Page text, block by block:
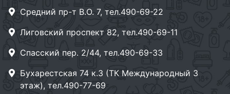
Средний пр-т В.О. 7, тел.490-69-22
Лиговский проспект 82, тел.490-69-11
Спасский пер. 2/44, тел.490-69-33
Бухарестская 74 к.3 (ТК Международный 3
этаж), тел.490-77-69